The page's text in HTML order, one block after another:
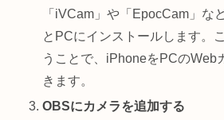
「iVCam」や「EpocCam」な
とPCにインストールします。
うことで、iPhoneをPCのWeb
きます。
OBSにカメラを追加する